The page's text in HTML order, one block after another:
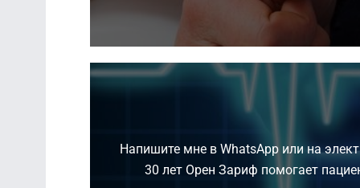
Напишите мне в WhatsApp или на
30 лет Орен Зариф помогает